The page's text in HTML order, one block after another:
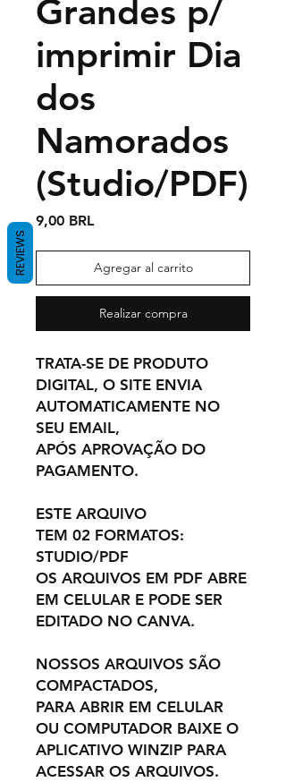
Grandes p/
imprimir Dia
dos
Namorados
(Studio/PDF)
9,00 BRLPrecio
Agregar al carrito
Realizar compra
TRATA-SE DE PRODUTO
DIGITAL, O SITE ENVIA
AUTOMATICAMENTE NO
SEU EMAIL,
APÓS APROVAÇÃO DO
PAGAMENTO.
ESTE ARQUIVO
TEM 02 FORMATOS:
STUDIO/PDF
OS ARQUIVOS EM PDF ABRE
EM CELULAR E PODE SER
EDITADO NO CANVA.
NOSSOS ARQUIVOS SÃO
COMPACTADOS,
PARA ABRIR EM CELULAR
OU COMPUTADOR BAIXE O
APLICATIVO WINZIP PARA
ACESSAR OS ARQUIVOS.
REVIEWS